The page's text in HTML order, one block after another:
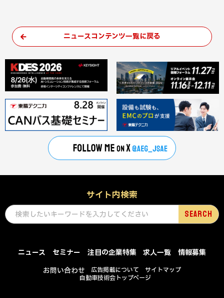
ニュースコンテンツ一覧に戻る
サイト内検索
ニュース セミナー 注目の企業特集 求人一覧
情報募集
お問い合わせ
広告掲載について
サイトマップ
自動車技術会トップページ